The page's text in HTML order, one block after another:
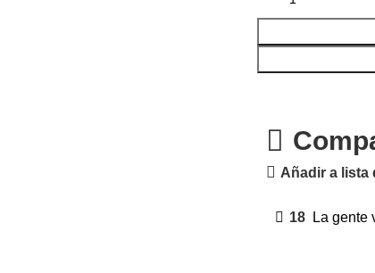
Añadir a lista
18 La gente